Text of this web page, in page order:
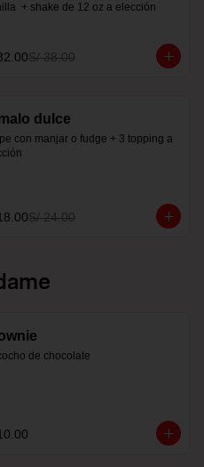
+ shake de 12 oz a elección
S/ 38.00
dulce
con manjar o fudge + 3 topping a
S/ 24.00
de chocolate